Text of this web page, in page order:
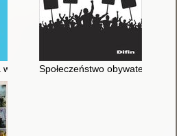
działaniuSpołeczeństwo obywatelskie :